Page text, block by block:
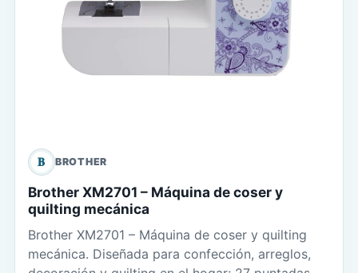
B BROTHER
Brother XM2701 – Máquina de coser y
quilting mecánica
Brother XM2701 – Máquina de coser y quilting
mecánica. Diseñada para confección, arreglos,